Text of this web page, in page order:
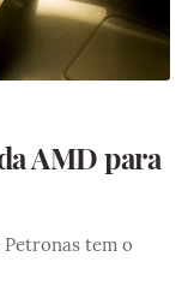
AMD para
Petronas tem o